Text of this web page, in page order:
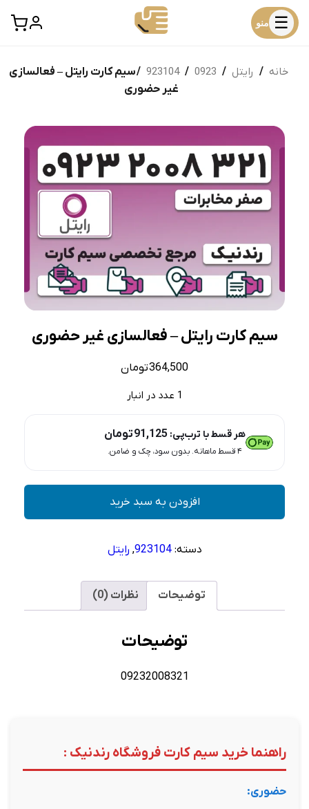
☰ منو
خانه / رایتل /
0923
/
923104 / سیم کارت رایتل – فعالسازی
غیر حضوری
سیم کارت رایتل – فعالسازی غیر حضوری
364,500تومان
1 عدد در انبار
هر قسط با ترب‌پی: 91,125تومان
۴ قسط ماهانه. بدون سود، چک و ضامن.
سیم
رایتل
افزودن به سبد خرید
دسته:923104
, رایتل
توضیحات نظرات (0)
توضیحات
09232008321
راهنما خرید سیم کارت فروشگاه رندنیک :
حضوری: